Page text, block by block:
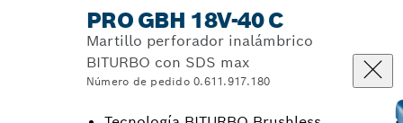
PRO GBH 18V-40 C
Martillo perforador inalámbrico
BITURBO con SDS max
Número de pedido 0.611.917.180